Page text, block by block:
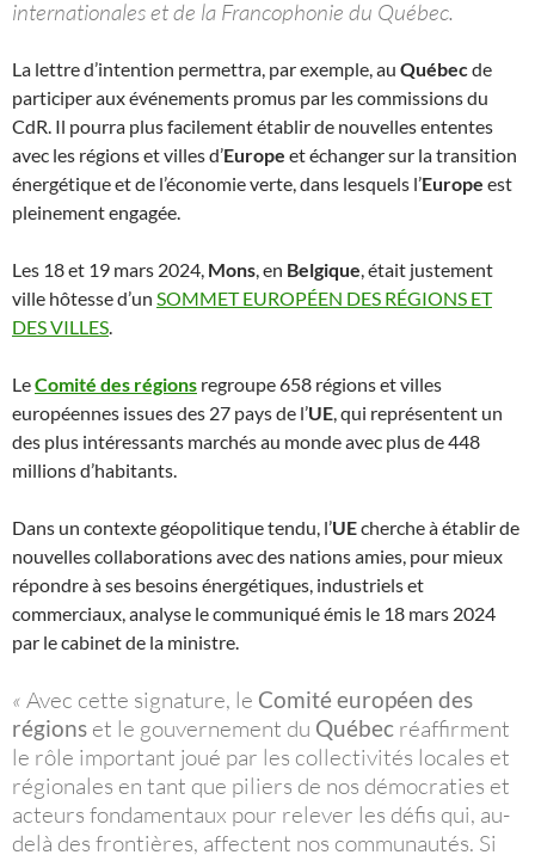
internationales et de la Francophonie du Québec.
La lettre d’intention permettra, par exemple, au Québecde
participer aux événements promus par les commissions du
CdR. Il pourra plus facilement établir de nouvelles ententes
avec les régions et villes d’Europe et échanger sur la transition
énergétique et de l’économie verte, dans lesquels l’Europe est
pleinement engagée.
Les 18 et 19 mars 2024, Mons, en Belgique, était justement
ville hôtesse d’un SOMMET EUROPÉEN DES RÉGIONS ET
DES VILLES.
LeComité des régions regroupe 658 régions et villes
européennes issues des 27 pays de l’UE, qui représentent un
des plus intéressants marchés au monde avec plus de 448
millions d’habitants.
Dans un contexte géopolitique tendu, l’UEcherche à établir de
nouvelles collaborations avec des nations amies, pour mieux
répondre à ses besoins énergétiques, industriels et
commerciaux, analyse le communiqué émis le 18 mars 2024
par le cabinet de la ministre.
« Avec cette signature, le Comité européen des
régions et le gouvernement du Québec réaffirment
le rôle important joué par les collectivités locales et
régionales en tant que piliers de nos démocraties et
acteurs fondamentaux pour relever les défis qui, au-
delà des frontières, affectent nos communautés. Si